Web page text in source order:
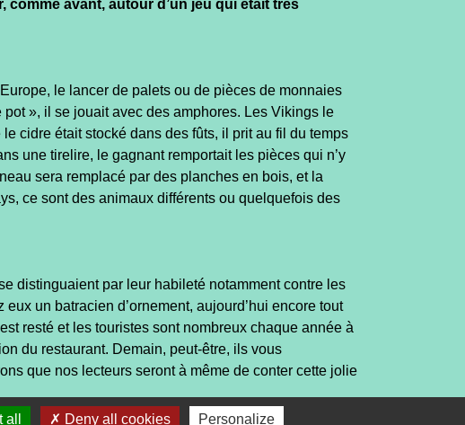
comme avant, autour d’un jeu qui était très
le lancer de palets ou de pièces de monnaies
», il se jouait avec des amphores. Les Vikings le
cidre était stocké dans des fûts, il prit au fil du temps
une tirelire, le gagnant remportait les pièces qui n’y
sera remplacé par des planches en bois, et la
ce sont des animaux différents ou quelquefois des
distinguaient par leur habileté notamment contre les
un batracien d’ornement, aujourd’hui encore tout
resté et les touristes sont nombreux chaque année à
du restaurant. Demain, peut-être, ils vous
que nos lecteurs seront à même de conter cette jolie
Deny all cookies Personalize